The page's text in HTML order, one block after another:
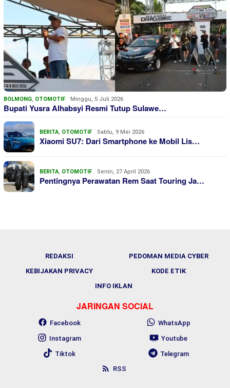
BOLMONG, OTOMOTIF Minggu, 5 Juli 2026
Bupati Yusra Alhabsyi Resmi Tutup Sulawe…
BERITA, OTOMOTIF Sabtu, 9 Mei 2026
Xiaomi SU7: Dari Smartphone ke Mobil Lis…
BERITA, OTOMOTIF Senin, 27 April 2026
Pentingnya Perawatan Rem Saat Touring Ja…
REDAKSI
PEDOMAN MEDIA CYBER
KEBIJAKAN PRIVACY
KODE ETIK
INFO IKLAN
JARINGAN SOCIAL
Facebook
WhatsApp
Instagram
Youtube
Tiktok
Telegram
RSS